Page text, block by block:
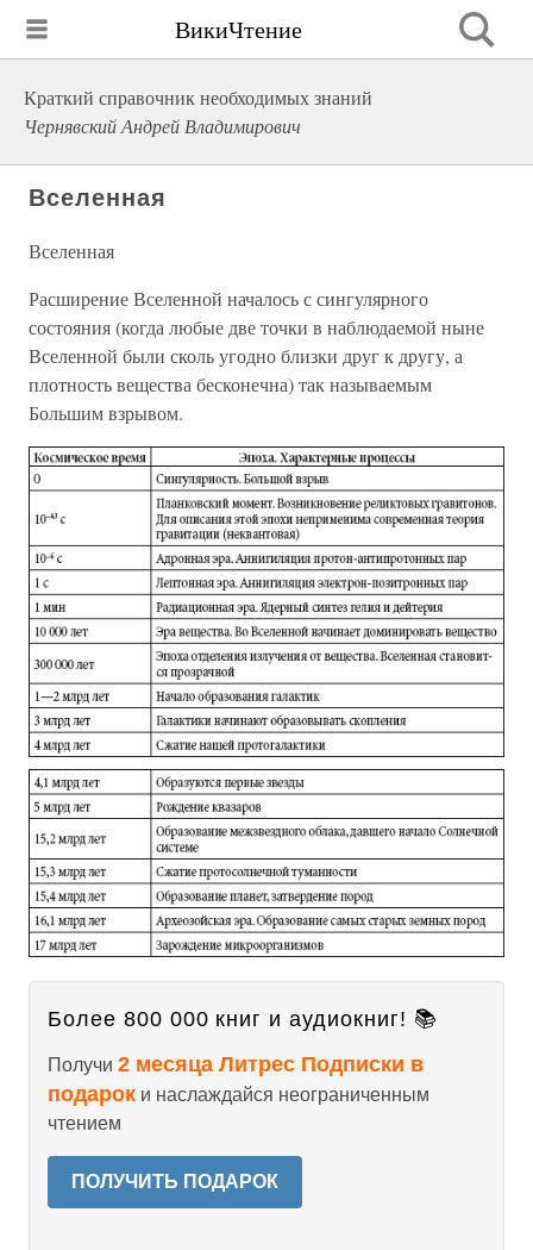
ВикиЧтение
Краткий справочник необходимых знаний
Чернявский Андрей Владимирович
Вселенная
Вселенная
Расширение Вселенной началось с сингулярного
состояния (когда любые две точки в наблюдаемой ныне
Вселенной были сколь угодно близки друг к другу, а
плотность вещества бесконечна) так называемым
Большим взрывом.
Более 800 000 книг и аудиокниг! 📚
Получи 2 месяца Литрес Подписки в
подарок и наслаждайся неограниченным
чтением
ПОЛУЧИТЬ ПОДАРОК